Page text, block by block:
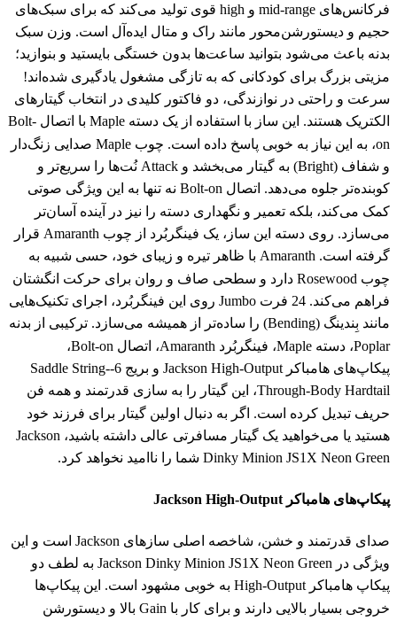
فرکانس‌های mid-range و high قوی تولید می‌کند که برای سبک‌های
حجیم و دیستورشن‌محور مانند راک و متال ایده‌آل است. وزن سبک
بدنه باعث می‌شود بتوانید ساعت‌ها بدون خستگی بایستید و بنوازید؛
مزیتی بزرگ برای کودکانی که به تازگی مشغول یادگیری شده‌اند!
سرعت و راحتی در نوازندگی، دو فاکتور کلیدی در انتخاب گیتارهای
الکتریک هستند. این ساز با استفاده از یک دسته Maple با اتصال Bolt-
on، به این نیاز به خوبی پاسخ داده است. چوب Maple صدایی زنگ‌دار
و شفاف (Bright) به گیتار می‌بخشد و Attack نُت‌ها را سریع‌تر و
کوبنده‌تر جلوه می‌دهد. اتصال Bolt-on نه تنها به این ویژگی صوتی
کمک می‌کند، بلکه تعمیر و نگهداری دسته را نیز در آینده آسان‌تر
می‌سازد. روی دسته این ساز، یک فینگربُرد از چوب Amaranth قرار
گرفته است. Amaranth با ظاهر تیره و زیبای خود، حسی شبیه به
چوب Rosewood دارد و سطحی صاف و روان برای حرکت انگشتان
فراهم می‌کند. 24 فرت Jumbo روی این فینگربُرد، اجرای تکنیک‌هایی
مانند بِندینگ (Bending) را ساده‌تر از همیشه می‌سازد. ترکیبی از بدنه
Poplar، دسته Maple، فینگربُرد Amaranth، اتصال Bolt-on،
پیکاپ‌های هامباکر Jackson High-Output و بریج 6-Saddle String-
Through-Body Hardtail، این گیتار را به سازی قدرتمند و همه‌ فن
حریف تبدیل کرده است. اگر به دنبال اولین گیتار برای فرزند خود
هستید یا می‌خواهید یک گیتار مسافرتی عالی داشته باشید، Jackson
Dinky Minion JS1X Neon Green شما را ناامید نخواهد کرد.
پیکاپ‌های هامباکر Jackson High-Output
صدای قدرتمند و خشن، شاخصه اصلی سازهای Jackson است و این
ویژگی در Jackson Dinky Minion JS1X Neon Green به لطف دو
پیکاپ هامباکر High-Output به خوبی مشهود است. این پیکاپ‌ها
خروجی بسیار بالایی دارند و برای کار با Gain بالا و دیستورشن